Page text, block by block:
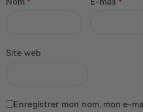
Nom * E-mail *
Site web
Enregistrer mon nom, mon e-